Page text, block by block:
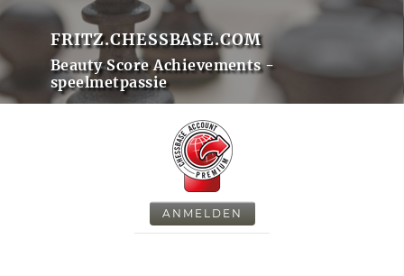
FRITZ.CHESSBASE.COM
Beauty Score Achievements -
speelmetpassie
ANMELDEN